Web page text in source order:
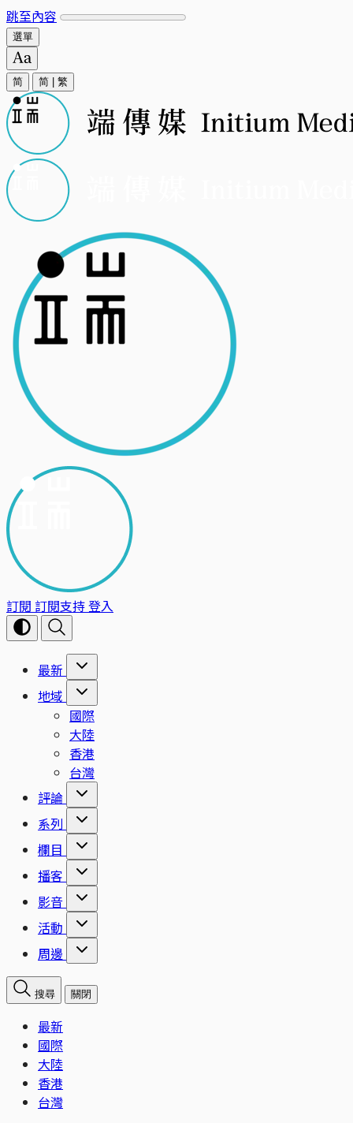
跳至內容
選單
简 简 繁
訂閱 訂閱支持登入
最新
地域
國際
大陸
香港
台灣
評論
系列
欄目
播客
影音
活動
周邊
搜尋 關閉
最新
國際
大陸
香港
台灣